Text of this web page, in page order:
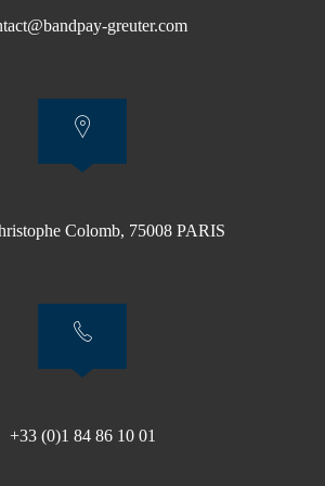
greuter.com
Colomb, 75008 PARIS
+33 (0)1 84 86 10 01